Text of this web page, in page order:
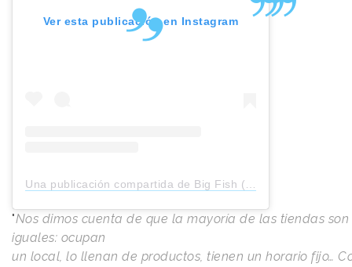
Ver esta publicación en Instagram
Una publicación compartida de Big Fish (@bigfish.smartstore)
"Nos dimos cuenta de que la mayoría de las tiendas son
iguales: ocupan
un local, lo llenan de productos, tienen un horario fijo…